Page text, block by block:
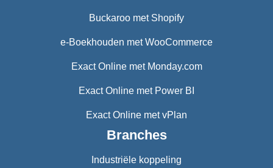
Buckaroo met Shopify
e-Boekhouden met WooCommerce
Exact Online met Monday.com
Exact Online met Power BI
Exact Online met vPlan
Branches
Industriële koppeling